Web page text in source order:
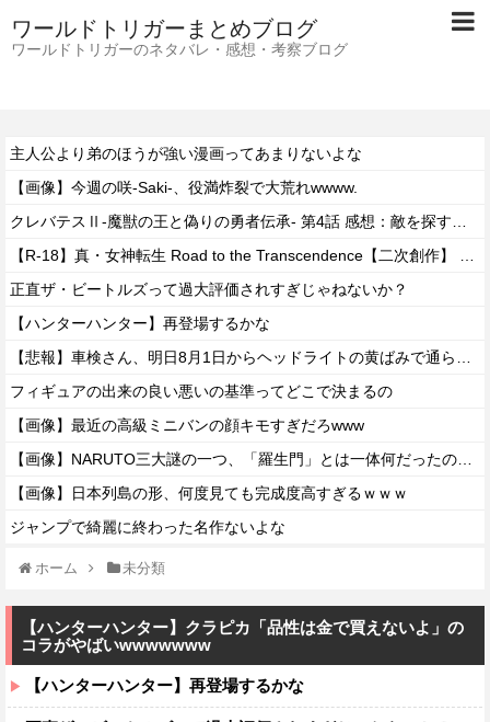
ワールドトリガーまとめブログ
ワールドトリガーのネタバレ・感想・考察ブログ
主人公より弟のほうが強い漫画ってあまりないよな
【画像】今週の咲-Saki-、役満炸裂で大荒れwwww.
正直ザ・ビートルズって過大評価されすぎじゃねないか？
【ハンターハンター】再登場するかな
フィギュアの出来の良い悪いの基準ってどこで決まるの
【画像】最近の高級ミニバンの顔キモすぎだろwww
【画像】日本列島の形、何度見ても完成度高すぎるｗｗｗ
ジャンプで綺麗に終わった名作ないよな
ホーム 未分類
【ハンターハンター】クラピカ「品性は金で買えないよ」の
コラがやばいwwwwwww
【ハンターハンター】再登場するかな